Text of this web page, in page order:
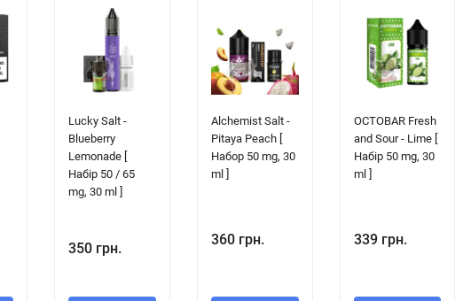
Lucky Salt -
Blueberry
Lemonade [
Набір 50 / 65
mg, 30 ml ]
350 грн.
Alchemist Salt -
Pitaya Peach [
Набор 50 mg, 30
ml ]
360 грн.
OCTOBAR Fresh
and Sour - Lime [
Набір 50 mg, 30
ml ]
339 грн.